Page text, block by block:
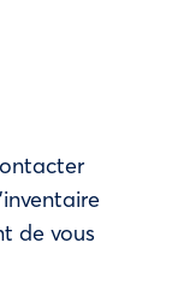
de vous